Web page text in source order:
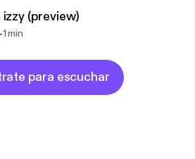
(preview)
-1 min
para escuchar